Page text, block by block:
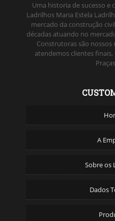
Uma historia de sucesso e
Ladrilhos Maria Estela
mercado da construção
décadas atuando no
Construtoras são
atendemos clientes
A
Sobre os
Dados